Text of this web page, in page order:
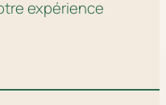
expérience